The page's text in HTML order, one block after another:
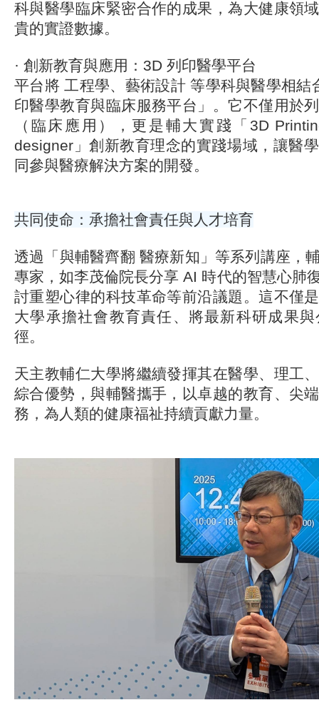
科與醫學臨床緊密合作的成果，為大健康領
貴的實證數據。
· 創新教育與應用：3D 列印醫學平台
平台將 工程學、藝術設計 等學科與醫學相結
印醫學教育與臨床服務平台」。它不僅用於
（臨床應用），更是輔大實踐「3D
designer」創新教育理念的實踐場域，讓醫
同參與醫療解決方案的開發。
共同使命：承擔社會責任與人才培育
透過「與輔醫齊翻 醫療新知」等系列講座，
專家，如李茂倫院長分享 AI 時代的智慧心肺
討重塑心律的科技革命等前沿議題。這不僅
大學承擔社會教育責任、將最新科研成果
徑。
天主教輔仁大學將繼續發揮其在醫學、理工
綜合優勢，與輔醫攜手，以卓越的教育、尖
務，為人類的健康福祉持續貢獻力量。